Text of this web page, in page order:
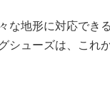
地形に対応でき
シューズは、これ